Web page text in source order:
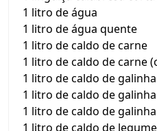
1 litro de água
1 litro de água quente
1 litro de caldo de carne
1 litro de caldo de carne
1 litro de caldo de galinha
1 litro de caldo de
1 litro de caldo de
1 litro de caldo de